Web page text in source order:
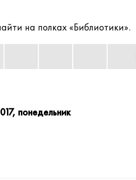
на полках«Библиотики».
понедельник